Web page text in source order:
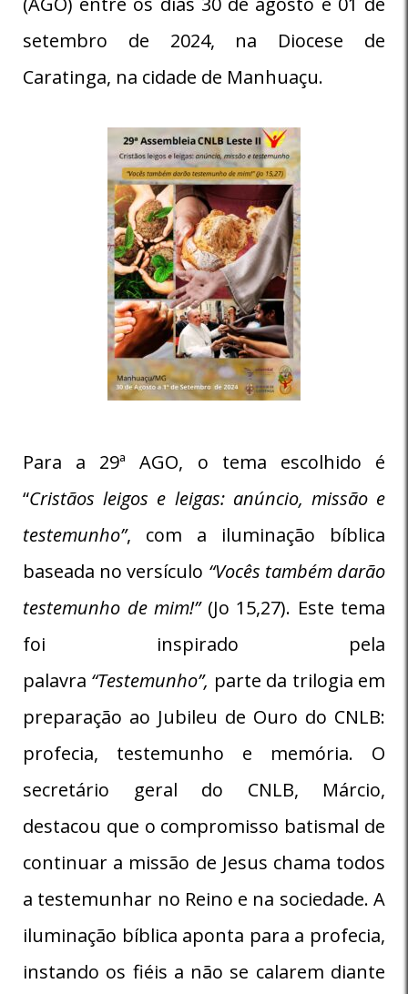
setembro de 2024, na Diocese de
Caratinga, na cidade de Manhuaçu.
Para a 29ª AGO, o tema escolhido é
“Cristãos leigos e leigas: anúncio, missão e
testemunho”, com a iluminação bíblica
baseada no versículo “Vocês também darão
testemunho de mim!”(Jo 15,27). Este tema
foi inspirado pela
palavra “Testemunho”, parte da trilogia em
preparação ao Jubileu de Ouro do CNLB:
profecia, testemunho e memória. O
secretário geral do CNLB, Márcio,
destacou que o compromisso batismal de
continuar a missão de Jesus chama todos
a testemunhar no Reino e na sociedade. A
iluminação bíblica aponta para a profecia,
instando os fiéis a não se calarem diante